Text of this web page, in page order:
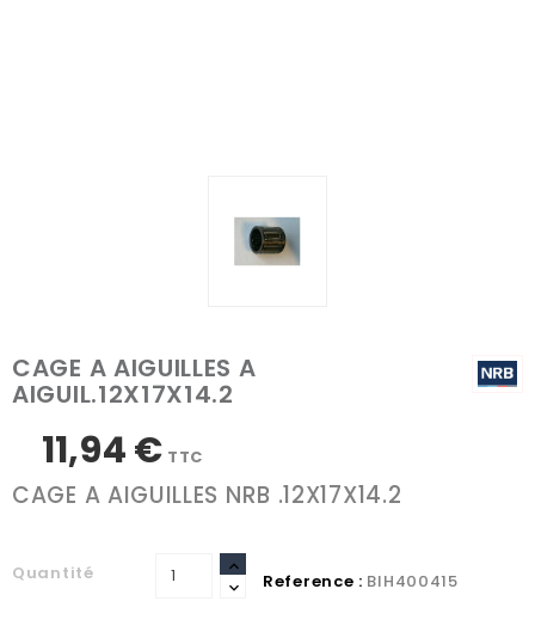
CAGE A AIGUILLES A
AIGUIL.12X17X14.2
11,94 € TTC
CAGE A AIGUILLES NRB .12X17X14.2
Quantité Reference : BIH400415